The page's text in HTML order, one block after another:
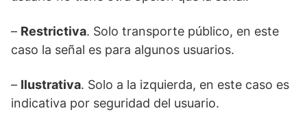
– Restrictiva. Solo transporte público, en este
caso la señal es para algunos usuarios.
– Ilustrativa. Solo a la izquierda, en este caso es
indicativa por seguridad del usuario.